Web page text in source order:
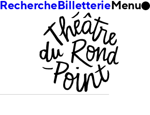
RechercheBilletterieMenu